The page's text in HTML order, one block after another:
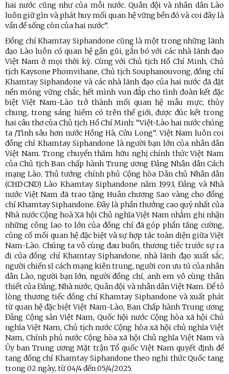
hai nước cũng như của mỗi nước. Quân đội và nhân dân Lào
luôn giữ gìn và phát huy mối quan hệ vững bền đó và coi đây là
vấn đề sống còn của hai nước”.
Đồng chí Khamtay Siphandone cũng là một trong những lãnh
đạo Lào luôn có quan hệ gần gũi, gắn bó với các nhà lãnh đạo
Việt Nam ở mọi thời kỳ. Cùng với Chủ tịch Hồ Chí Minh, Chủ
tịch Kaysone Phomvihane, Chủ tịch Souphanouvong, đồng chí
Khamtay Siphandone và các nhà lãnh đạo của hai nước đã đặt
nền móng vững chắc, hết mình vun đắp cho tình đoàn kết đặc
biệt Việt Nam-Lào trở thành mối quan hệ mẫu mực, thủy
chung, trong sáng hiếm có trên thế giới, được đúc kết trong
hai câu thơ của Chủ tịch Hồ Chí Minh: “Việt-Lào hai nước chúng
ta /Tình sâu hơn nước Hồng Hà, Cửu Long”. Việt Nam luôn coi
đồng chí Khamtay Siphandone là người bạn lớn của nhân dân
Việt Nam. Trong chuyến thăm hữu nghị chính thức Việt Nam
của Chủ tịch Ban chấp hành Trung ương Đảng Nhân dân Cách
mạng Lào, Thủ tướng chính phủ Cộng hòa Dân chủ Nhân dân
(CHDCND) Lào Khamtay Siphandone năm 1993, Đảng và Nhà
nước Việt Nam đã trao tặng Huân chương Sao vàng cho đồng
chí Khamtay Siphandone. Đây là phần thưởng cao quý nhất của
Nhà nước Cộng hoà Xã hội Chủ nghĩa Việt Nam nhằm ghi nhận
những công lao to lớn của đồng chí đã góp phần tăng cường,
củng cố mối quan hệ đặc biệt và sự hợp tác toàn diện giữa Việt
Nam-Lào. Chúng ta vô cùng đau buồn, thương tiếc trước sự ra
đi của đồng chí Khamtay Siphandone, nhà lãnh đạo xuất sắc,
người chiến sĩ cách mạng kiên trung, người con ưu tú của nhân
dân Lào, người bạn lớn, người đồng chí, anh em vô cùng thân
thiết của Đảng, Nhà nước, Quân đội và nhân dân Việt Nam. Để tỏ
lòng thương tiếc đồng chí Khamtay Siphandone và xuất phát
từ quan hệ đặc biệt Việt Nam-Lào, Ban Chấp hành Trung ương
Đảng Cộng sản Việt Nam, Quốc hội nước Cộng hòa xã hội Chủ
nghĩa Việt Nam, Chủ tịch nước Cộng hòa xã hội chủ nghĩa Việt
Nam, Chính phủ nước Cộng hòa xã hội Chủ nghĩa Việt Nam và
Ủy ban Trung ương Mặt trận Tổ quốc Việt Nam quyết định để
tang đồng chí Khamtay Siphandone theo nghi thức Quốc tang
trong 02 ngày, từ 04/4 đến 05/4/2025.